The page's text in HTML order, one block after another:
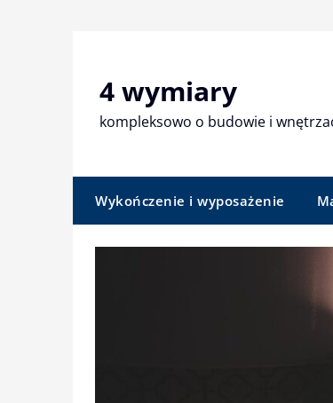
4 wymiary
kompleksowo o budowie i
Wykończenie i wyposażenie